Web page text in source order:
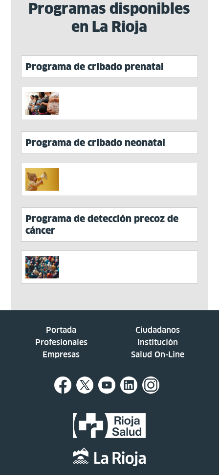
Programas disponibles
en La Rioja
Programa de cribado prenatal
Programa de cribado neonatal
Programa de detección precoz de
cáncer
Portada
Ciudadanos
Profesionales
Institución
Empresas
Salud On-Line